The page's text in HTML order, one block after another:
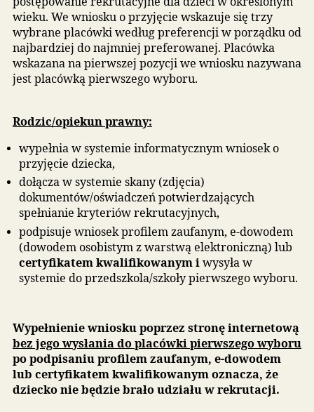
https://rekrutacje-reda.pzo.edu.pl/formico-
Na złożenie wniosku o przyjęcie kandydata do
placówki przedszkolnej, rodzice mają czas
do 25 marca 2026 r. do godziny 15:00 .
Wniosek o przyjęcie należy złożyć do pierwszej
wybranej placówki przedszkolnej prowadzącej
postępowanie rekrutacyjne dla dzieci w
wieku. We wniosku o przyjęcie wskazuje się trzy
wybrane placówki według preferencji w
najbardziej do najmniej preferowanej. Placówka
wskazana na pierwszej pozycji we wniosku
jest placówką pierwszego wyboru.
wypełnia w systemie informatycznym wniosek o
przyjęcie dziecka,
dołącza w systemie skany (zdjęcia)
dokumentów/oświadczeń potwierdzających
spełnianie kryteriów rekrutacyjnych,